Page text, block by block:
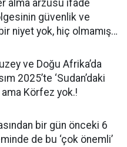
alma arzusu ifade
güvenlik ve
niyet yok, hiç olmamış…
ve Doğu Afrika’da
2025’te ‘Sudan’daki
Körfez yok.!
bir gün önceki 6
de bu ‘çok önemli’